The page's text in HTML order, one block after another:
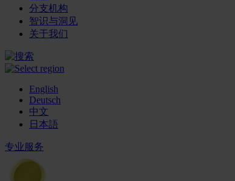
分支机构
智识与洞见
关于我们
English
Deutsch
中文
日本語
专业服务